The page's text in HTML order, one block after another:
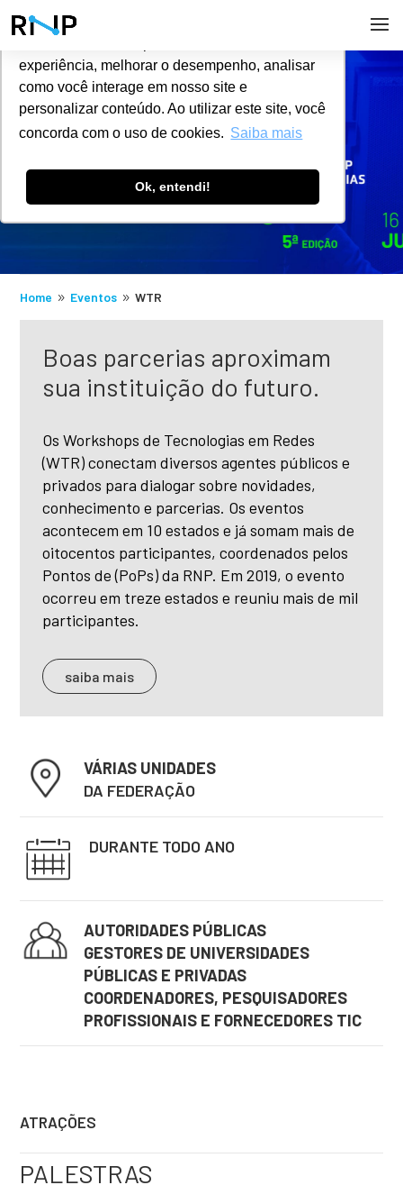
experiência, melhorar o desempenho, analisar
como você interage em nosso site e
personalizar conteúdo. Ao utilizar este site, você
concorda com o uso de cookies. Saiba mais
Ok, entendi!
# EVENTOS
Home 9 Eventos 9 WTR
Boas parcerias aproximam
sua instituição do futuro.
Os Workshops de Tecnologias em Redes
(WTR) conectam diversos agentes públicos e
privados para dialogar sobre novidades,
conhecimento e parcerias. Os eventos
acontecem em 10 estados e já somam mais de
oitocentos participantes, coordenados pelos
Pontos de (PoPs) da RNP. Em 2019, o evento
ocorreu em treze estados e reuniu mais de mil
participantes.
saiba mais
VÁRIAS UNIDADES
DA FEDERAÇÃO
DURANTE TODO ANO
AUTORIDADES PÚBLICAS
GESTORES DE UNIVERSIDADES
PÚBLICAS E PRIVADAS
COORDENADORES, PESQUISADORES
PROFISSIONAIS E FORNECEDORES TIC
ATRAÇÕES
PALESTRAS